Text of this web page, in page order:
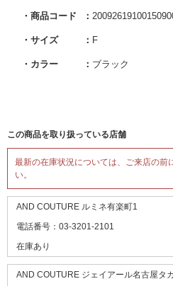
商品コード
サイズ F
カラー ブラック
この商品を取り扱っている店舗
最新の在庫状況については、ご来店の前
い。
AND COUTURE ルミネ有楽町1
電話番号：03-3201-2101
在庫あり
AND COUTURE ジェイアール名古屋タ